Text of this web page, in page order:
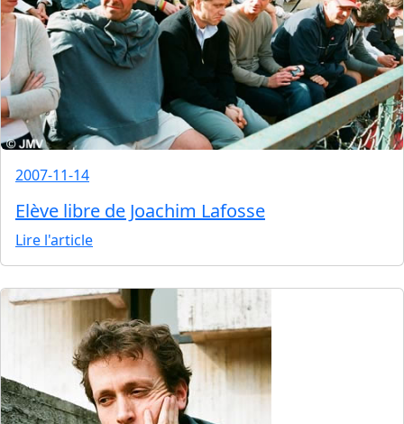
2007-11-14
Elève libre de Joachim Lafosse
Lire l'article